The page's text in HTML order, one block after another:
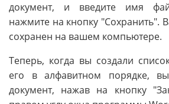
документ, и введите имя
нажмите на кнопку "Сохранить".
сохранен на вашем компьютере.
Теперь, когда вы создали
его в алфавитном порядке,
документ, нажав на кнопку